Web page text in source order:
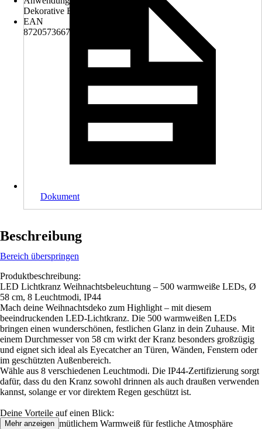
Dekorative Beleuchtung
EAN
8720573667067
Dokument
Beschreibung
Bereich überspringen
Produktbeschreibung:
LED Lichtkranz Weihnachtsbeleuchtung – 500 warmweiße LEDs, Ø
58 cm, 8 Leuchtmodi, IP44
Mach deine Weihnachtsdeko zum Highlight – mit diesem
beeindruckenden LED-Lichtkranz. Die 500 warmweißen LEDs
bringen einen wunderschönen, festlichen Glanz in dein Zuhause. Mit
einem Durchmesser von 58 cm wirkt der Kranz besonders großzügig
und eignet sich ideal als Eyecatcher an Türen, Wänden, Fenstern oder
im geschützten Außenbereich.
Wähle aus 8 verschiedenen Leuchtmodi. Die IP44-Zertifizierung sorgt
dafür, dass du den Kranz sowohl drinnen als auch draußen verwenden
kannst, solange er vor direktem Regen geschützt ist.
Deine Vorteile auf einen Blick:
500 LEDs in gemütlichem Warmweiß für festliche Atmosphäre
Mehr anzeigen